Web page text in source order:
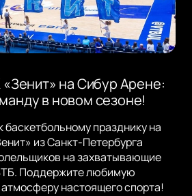
на Сибур Арене:
в новом сезоне!
празднику на
из Санкт-Петербурга
на захватывающие
Поддержите любимую
настоящего спорта!